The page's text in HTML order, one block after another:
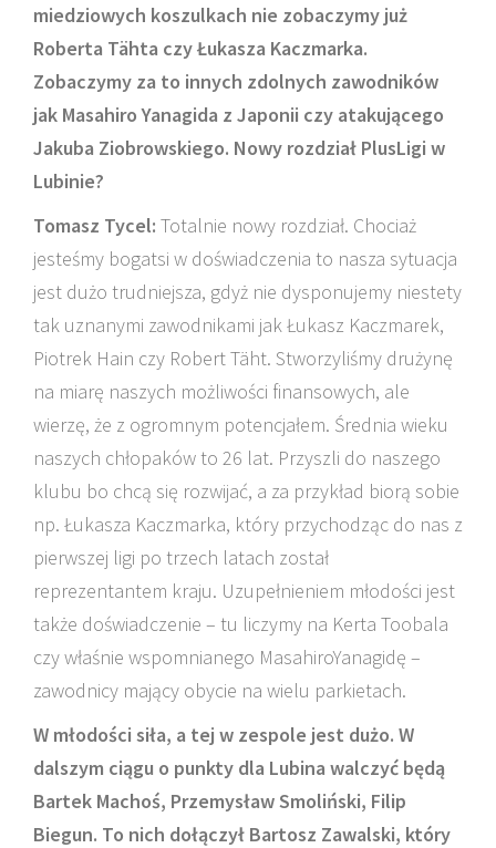
miedziowych koszulkach nie zobaczymy już
Roberta Tähta czy Łukasza Kaczmarka.
Zobaczymy za to innych zdolnych zawodników
jak Masahiro Yanagida z Japonii czy atakującego
Jakuba Ziobrowskiego. Nowy rozdział PlusLigi w
Lubinie?
Tomasz Tycel: Totalnie nowy rozdział. Chociaż
jesteśmy bogatsi w doświadczenia to nasza sytuacja
jest dużo trudniejsza, gdyż nie dysponujemy niestety
tak uznanymi zawodnikami jak Łukasz Kaczmarek,
Piotrek Hain czy Robert Täht. Stworzyliśmy drużynę
na miarę naszych możliwości finansowych, ale
wierzę, że z ogromnym potencjałem. Średnia wieku
naszych chłopaków to 26 lat. Przyszli do naszego
klubu bo chcą się rozwijać, a za przykład biorą sobie
np. Łukasza Kaczmarka, który przychodząc do nas z
pierwszej ligi po trzech latach został
reprezentantem kraju. Uzupełnieniem młodości jest
także doświadczenie – tu liczymy na Kerta Toobala
czy właśnie wspomnianego MasahiroYanagidę –
zawodnicy mający obycie na wielu parkietach.
W młodości siła, a tej w zespole jest dużo. W
dalszym ciągu o punkty dla Lubina walczyć będą
Bartek Machoś, Przemysław Smoliński, Filip
Biegun. To nich dołączył Bartosz Zawalski, który